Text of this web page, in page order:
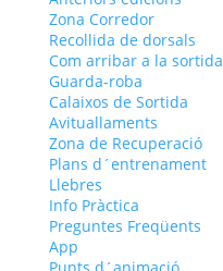
Zona Corredor
Recollida de dorsals
Com arribar a la sortida
Guarda-roba
Calaixos de Sortida
Avituallaments
Zona de Recuperació
Plans d´entrenament
Llebres
Info Pràctica
Preguntes Freqüents
App